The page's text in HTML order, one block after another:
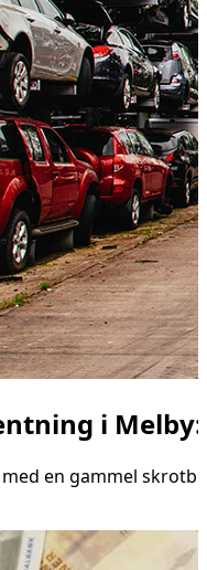
i
en gammel